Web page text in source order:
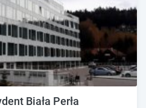
Biała Perła